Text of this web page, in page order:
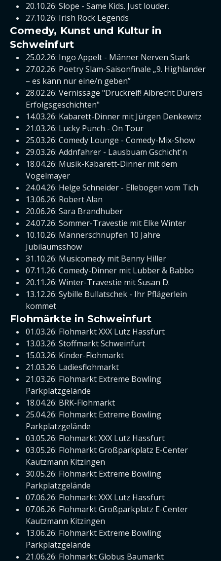
20.10.26: Slope - Same Kids. Just louder.
27.10.26: Irish Rock Legends
Comedy, Kunst und Kultur in
Schweinfurt
25.02.26: Ingo Appelt - Männer Nerven Stark
27.02.26: Poetry Slam-Saisonfinale „9. Highlander
– es kann nur eine/n geben”
28.02.26: Vernissage "Druckreif! Albrecht Dürers
Erfolgsgeschichten"
14.03.26: Kabarett-Dinner mit Jürgen Denkewitz
21.03.26: Lucky Punch - On Tour
25.03.26: Comedy Lounge - Comedy-Mix-Show
29.03.26: Addnfahrer - Lausbuam Gschicht'n
18.04.26: Musik-Kabarett-Dinner mit dem
Vogelmayer
24.04.26: Helge Schneider - Ellebogen vom Tich
13.06.26: Robert Alan
20.06.26: Sara Brandhuber
24.07.26: Sommer-Travestie mit Elke Winter
10.10.26: Männerschnupfen 10 Jahre
Jubiläumsshow
31.10.26: Musicomedy mit Benny Hiller
07.11.26: Comedy-Dinner mit Lubber & Babbo
20.11.26: Winter-Travestie mit Susan D.
13.12.26: Sybille Bullatschek - Ihr Pflägerlein
kommet
Flohmärkte in Schweinfurt
01.03.26: Flohmarkt XXX Lutz Hassfurt
13.03.26: Stoffmarkt Schweinfurt
15.03.26: Kinder-Flohmarkt
21.03.26: Ladiesflohmarkt
21.03.26: Flohmarkt Extreme Bowling
Parkplatzgelände
18.04.26: BRK-Flohmarkt
25.04.26: Flohmarkt Extreme Bowling
Parkplatzgelände
03.05.26: Flohmarkt XXX Lutz Hassfurt
03.05.26: Flohmarkt Großparkplatz E-Center
Kautzmann Kitzingen
30.05.26: Flohmarkt Extreme Bowling
Parkplatzgelände
07.06.26: Flohmarkt XXX Lutz Hassfurt
07.06.26: Flohmarkt Großparkplatz E-Center
Kautzmann Kitzingen
13.06.26: Flohmarkt Extreme Bowling
Parkplatzgelände
21.06.26: Flohmarkt Globus Baumarkt